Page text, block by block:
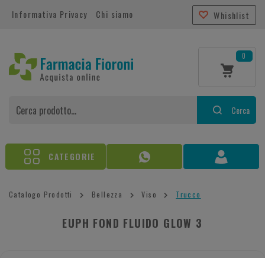
Informativa Privacy Chi siamo Whishlist
0
Cerca
CATEGORIE
Catalogo Prodotti Bellezza Viso Trucco
EUPH FOND FLUIDO GLOW 3